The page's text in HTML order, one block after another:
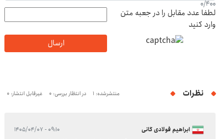
0/400
لطفا عدد مقابل را در جعبه متن
وارد کنید
ارسال
نظرات منتشرشده: 1 در انتظار بررسی: 0 غیرقابل انتشار: 0
ابراهیم فولادی گانی ۰۹:۱۰ - ۱۴۰۵/۰۴/۰۷